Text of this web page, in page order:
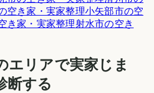
空き家・実家整理小矢部市の空
き家・実家整理射水市の空き
エリアで実家じま
断する